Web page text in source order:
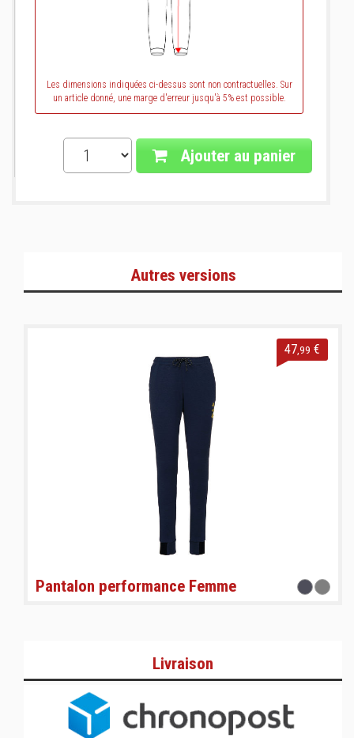
Les dimensions indiquées ci-dessus sont non contractuelles. Sur
un article donné, une marge d'erreur jusqu'à 5% est possible.
Ajouter au panier
Autres versions
47,99 €
Pantalon performance Femme
Livraison